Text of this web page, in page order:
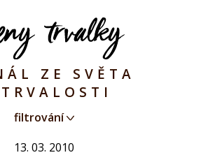
filtrování
ZE SVĚTA
13. 03. 2010